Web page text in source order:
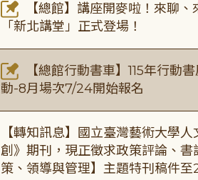
【總館】講座開麥啦！來聊
「新北講堂」正式登場！
【總館行動書車】115年行動
動-8月場次7/24開始報名
【轉知訊息】國立臺灣藝術大學
創》期刊，現正徵求政策評論、
策、領導與管理】主題特刊稿件